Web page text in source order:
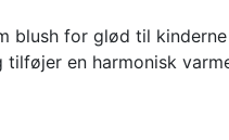
blush for glød til
en harmonisk